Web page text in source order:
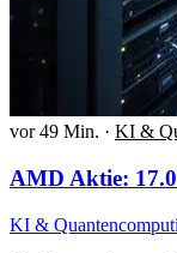
vor 49 Min. · KI &
AMD Aktie:
KI &